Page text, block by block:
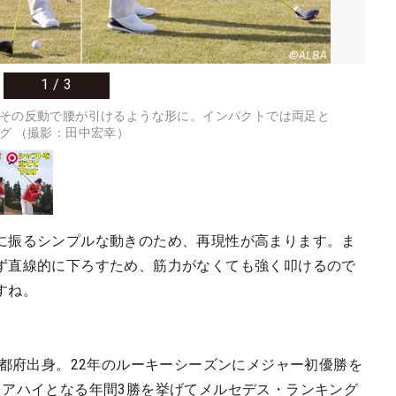
1 /3
の反動で腰が引けるような形に。インパクトでは両足と
（撮影：田中宏幸）
るシンプルな動きのため、再現性が高まります。ま
線的に下ろすため、筋力がなくても強く叩けるので
。
府出身。22年のルーキーシーズンにメジャー初優勝を
ハイとなる年間3勝を挙げてメルセデス・ランキング